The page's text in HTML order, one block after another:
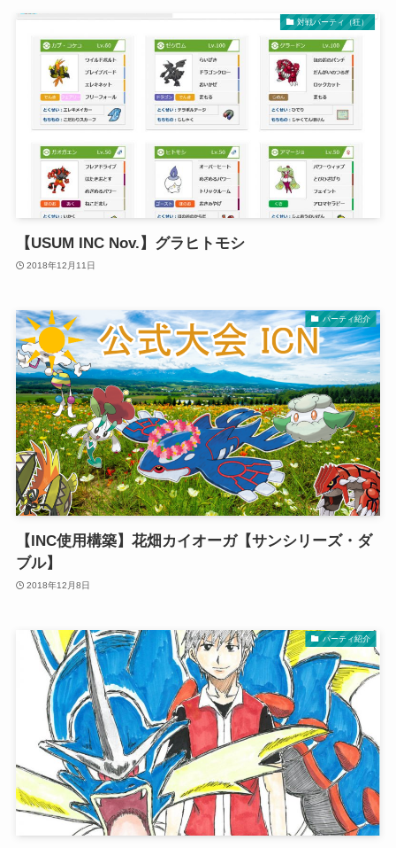
対戦パーティ（狂）
【USUM INC Nov.】グラヒトモシ
2018年12月11日
パーティ紹介
【INC使用構築】花畑カイオーガ【サンシリーズ・ダ
ブル】
2018年12月8日
パーティ紹介